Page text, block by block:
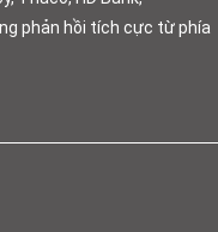
phản hồi tích cực từ phía